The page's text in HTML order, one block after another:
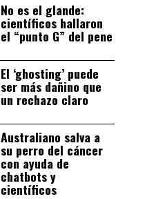
No es el glande:
científicos hallaron
el “punto G” del pene
El ‘ghosting’ puede
ser más dañino que
un rechazo claro
Australiano salva a
su perro del cáncer
con ayuda de
chatbots y
científicos